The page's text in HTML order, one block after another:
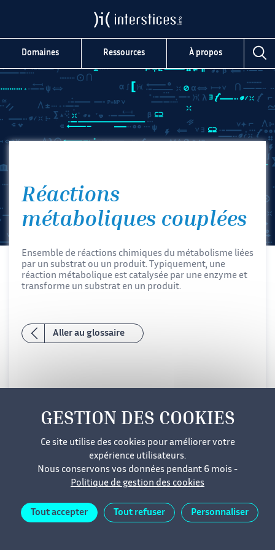
Domaines Ressources À propos
Réactions
métaboliques couplées
Ensemble de réactions chimiques du métabolisme liées
par un substrat ou un produit. Typiquement, une
réaction métabolique est catalysée par une enzyme et
transforme un substrat en un produit.
Aller au glossaire
Cookies Données personnelles
Accessibilité Plan du site
Ce site utilise des cookies pour améliorer votre
expérience utilisateurs.
Nous conservons vos données pendant 6 mois -
Politique de gestion des cookies
Tout accepter Tout refuser Personnaliser